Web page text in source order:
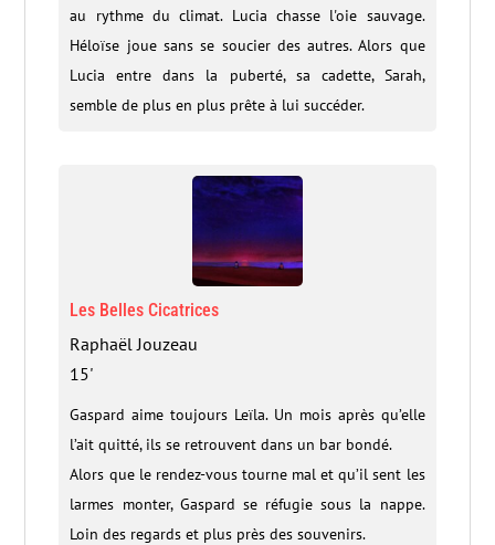
au rythme du climat. Lucia chasse l'oie sauvage.
Héloïse joue sans se soucier des autres. Alors que
Lucia entre dans la puberté, sa cadette, Sarah,
semble de plus en plus prête à lui succéder.
Les Belles Cicatrices
Raphaël Jouzeau
15'
Gaspard aime toujours Leïla. Un mois après qu’elle
l’ait quitté, ils se retrouvent dans un bar bondé.
Alors que le rendez-vous tourne mal et qu’il sent les
larmes monter, Gaspard se réfugie sous la nappe.
Loin des regards et plus près des souvenirs.